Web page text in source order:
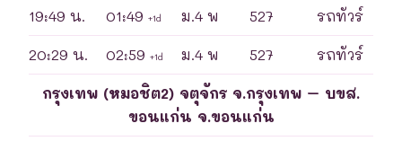
19:49 น. 01:49 +1d ม.4 พ 527 รถทัวร์
20:29 น. 02:59 +1d ม.4 พ 527 รถทัวร์
กรุงเทพ (หมอชิต2) จตุจักร จ.กรุงเทพ – บขส.
ขอนแก่น จ.ขอนแก่น